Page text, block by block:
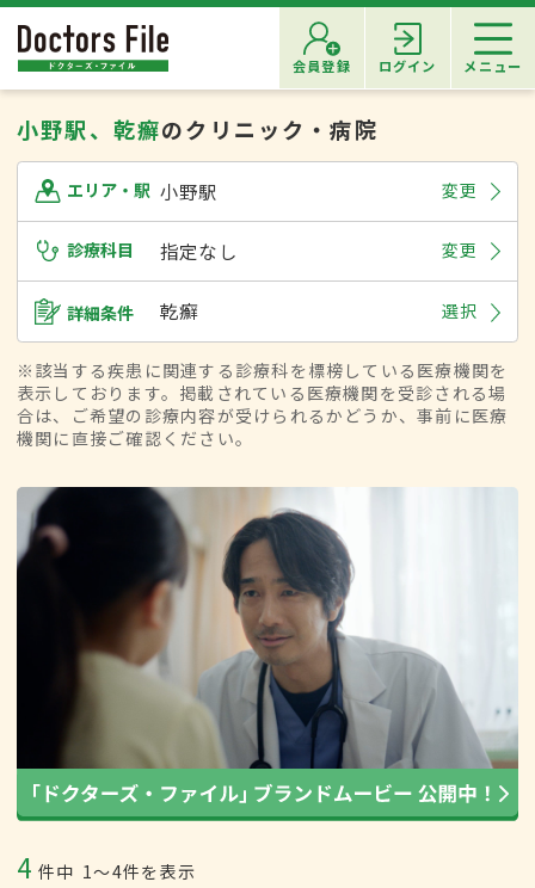
会員登録 ログイン メニュー
小野駅、乾癬のクリニック・病院
エリア・駅 小野駅 変更
診療科目 指定なし 変更
詳細条件 乾癬 選択
※該当する疾患に関連する診療科を標榜している医療機関を
表示しております。掲載されている医療機関を受診される場
合は、ご希望の診療内容が受けられるかどうか、事前に医療
機関に直接ご確認ください。
4 件中 1〜4件を表示